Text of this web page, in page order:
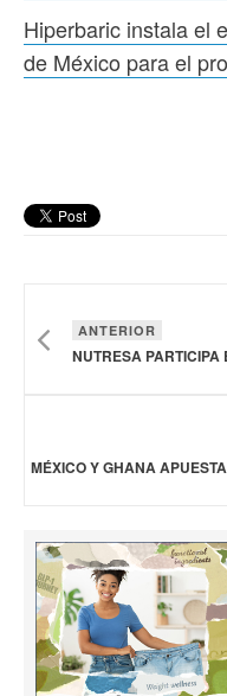
Hiperbaric instala el
de México para el
ANTERIOR